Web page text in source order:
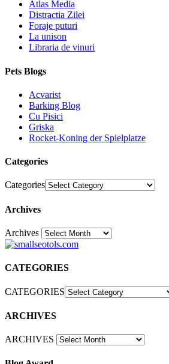
Atlas Media
Distractia Zilei
Foraje puturi
La unison
Libraria de vinuri
Pets Blogs
Acvarist
Barking Blog
Cu Pisici
Griska
Rocket-Koning der Spielplatze
Categories
Categories
Archives
Archives30
CATEGORIES
CATEGORIES
ARCHIVES
ARCHIVES